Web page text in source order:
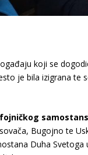
koji se
je bila izigrana te
Bugojno te
Duha